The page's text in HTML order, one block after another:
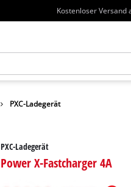
Kostenloser Versand
PXC-Ladegerät
PXC-Ladegerät
Power X-Fastcharger 4A